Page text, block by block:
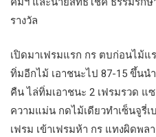
รางวัล
เปิดมาเฟรมแรก กร ตบก่อนไม้แ
ทิ่มอีกไม้ เอาชนะไป 87-15 ขึ้นน
คืน ไล่ทิ่มเอาชนะ 2 เฟรมรวด แ
ความแม่น กดไม้เดียวทำเซ็นจูรี่
เฟรม เข้าเฟรมห้า กร แทงผิดพ